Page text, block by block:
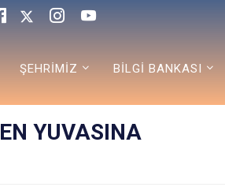
ŞEHRİMİZ BİLGİ BANKASI
YUVASINA